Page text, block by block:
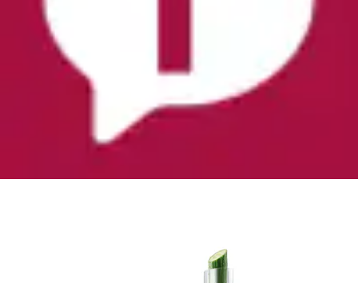
Zerkleinerer »HR1388/80 Viva Collection« 200 W
Salatzubereiter, 5 Edelstahlscheiben
Ursprünglicher PreisUVP 119,99 €
Aktueller Preis84,99 €